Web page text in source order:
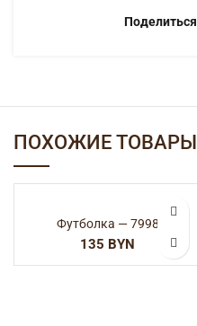
Поделиться
ПОХОЖИЕ ТОВАРЫ
Футболка — 7998
BYN